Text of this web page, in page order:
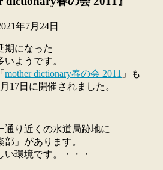
年7月24日
期になった
ようです。
mother dictionary春の会 2011 」も
17日に開催されました。
通り近くの水道局跡地に
部」があります。
環境です。・・・